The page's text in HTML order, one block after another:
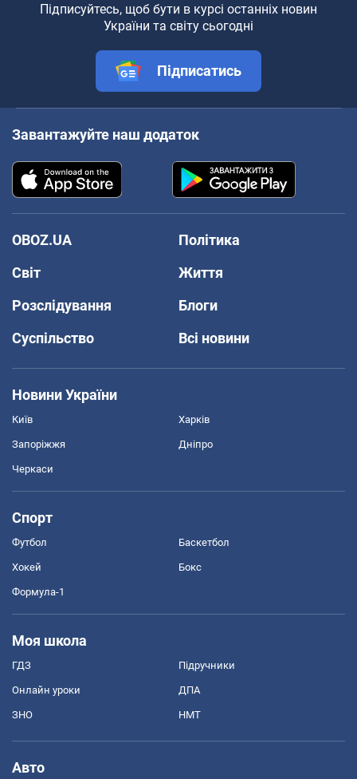
Підписуйтесь, щоб бути в курсі останніх новин
України та світу сьогодні
Підписатись
Завантажуйте наш додаток
OBOZ.UA
Політика
Світ
Життя
Розслідування
Блоги
Суспільство
Всі новини
Новини України
Київ Харків
Запоріжжя Дніпро
Черкаси
Спорт
Футбол Баскетбол
Хокей Бокс
Формула-1
Моя школа
ГДЗ Підручники
Онлайн уроки ДПА
ЗНО НМТ
Авто